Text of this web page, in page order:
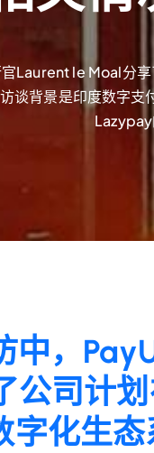
Laurent le Moal分
谈背景是印度数字
，
公司计
字化生